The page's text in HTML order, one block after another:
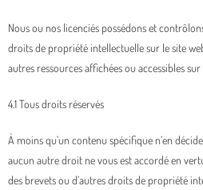
Nous ou nos licenciés possédons et
droits de propriété intellectuelle sur le site
autres ressources affichées ou accessibles sur
4.1 Tous droits réservés
À moins qu’un contenu spécifique n’en
aucun autre droit ne vous est accordé en
des brevets ou d’autres droits de propriété